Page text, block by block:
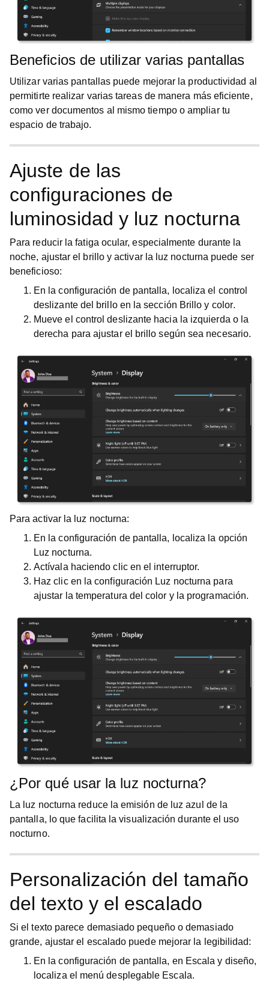
Beneficios de utilizar varias pantallas
Utilizar varias pantallas puede mejorar la productividad al
permitirte realizar varias tareas de manera más eficiente,
como ver documentos al mismo tiempo o ampliar tu
espacio de trabajo.
Ajuste de las
configuraciones de
luminosidad y luz nocturna
Para reducir la fatiga ocular, especialmente durante la
noche, ajustar el brillo y activar la luz nocturna puede ser
beneficioso:
En laconfiguración de pantalla, localiza el control
deslizante del brillo en la sección Brillo y color.
Mueve el control deslizante hacia la izquierda o la
derecha para ajustar el brillo según sea necesario.
Para activar la luz nocturna:
En laconfiguración de pantalla, localiza la opción
Luz nocturna.
Actívala haciendo clic en el interruptor.
Haz clic en la configuración Luz nocturna para
ajustar la temperatura del color y la programación.
¿Por qué usar la luz nocturna?
La luz nocturna reduce la emisión de luz azul de la
pantalla, lo que facilita la visualización durante el uso
nocturno.
Personalización del tamaño
del texto y el escalado
Si el texto parece demasiado pequeño o demasiado
grande, ajustar el escalado puede mejorar la legibilidad:
En laconfiguración de pantalla, en Escala y diseño,
localiza el menú desplegable Escala.